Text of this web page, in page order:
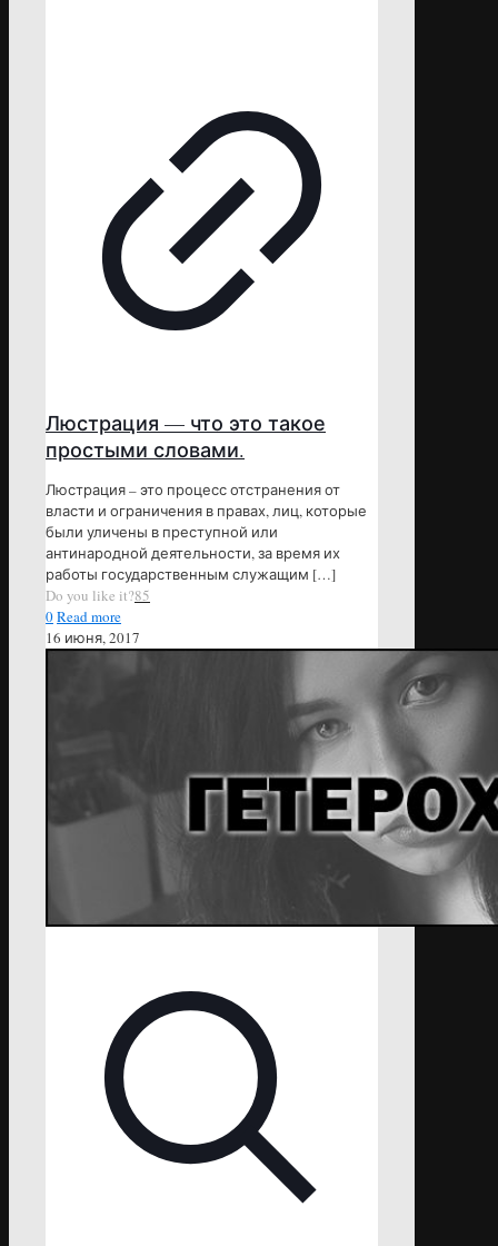
Люстрация — что это такое
простыми словами.
Люстрация – это процесс отстранения от
власти и ограничения в правах, лиц, которые
были уличены в преступной или
антинародной деятельности, за время их
работы государственным служащим […]
Do you like it?85
0Read more
16 июня, 2017